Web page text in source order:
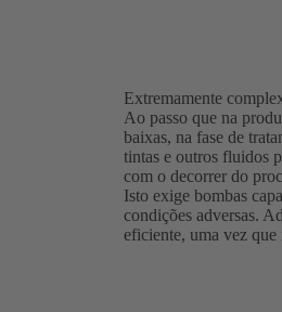
Extremamente
Ao passo que na
baixas, na fase de
tintas e outros fluidos
com o decorrer do
Isto exige bombas
condições adversas.
eficiente, uma vez que